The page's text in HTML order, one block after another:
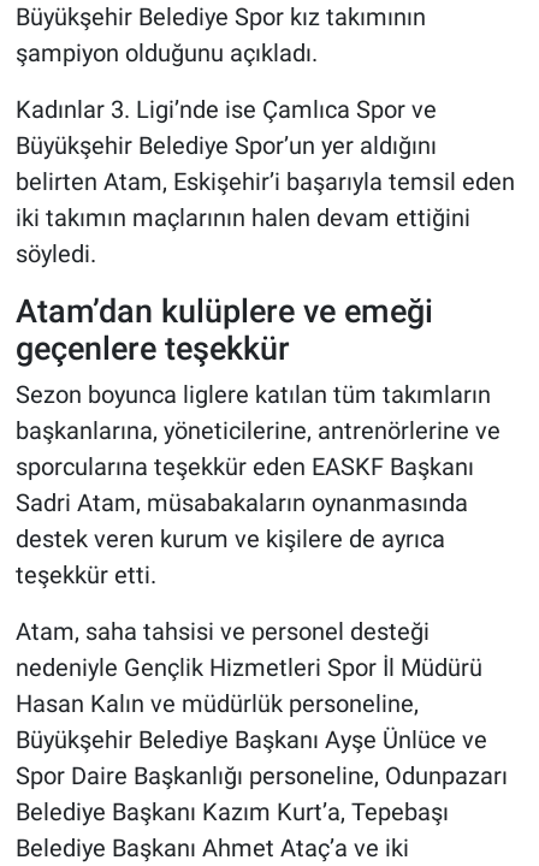
Büyükşehir Belediye Spor kız takımının
şampiyon olduğunu açıkladı.
Kadınlar 3. Ligi’nde ise Çamlıca Spor ve
Büyükşehir Belediye Spor’un yer aldığını
belirten Atam, Eskişehir’i başarıyla temsil eden
iki takımın maçlarının halen devam ettiğini
söyledi.
Atam’dan kulüplere ve emeği
geçenlere teşekkür
Sezon boyunca liglere katılan tüm takımların
başkanlarına, yöneticilerine, antrenörlerine ve
sporcularına teşekkür eden EASKF Başkanı
Sadri Atam, müsabakaların oynanmasında
destek veren kurum ve kişilere de ayrıca
teşekkür etti.
Atam, saha tahsisi ve personel desteği
nedeniyle Gençlik Hizmetleri Spor İl Müdürü
Hasan Kalın ve müdürlük personeline,
Büyükşehir Belediye Başkanı Ayşe Ünlüce ve
Spor Daire Başkanlığı personeline, Odunpazarı
Belediye Başkanı Kazım Kurt’a, Tepebaşı
Belediye Başkanı Ahmet Ataç’a ve iki